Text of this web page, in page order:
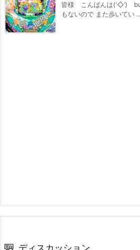
皆様 こんばんは(‘◇’)ゞ
もないので また歩いてい
ディスカッション